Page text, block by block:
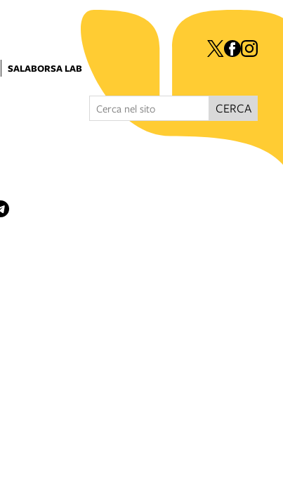
SALABORSA LAB
CERCA